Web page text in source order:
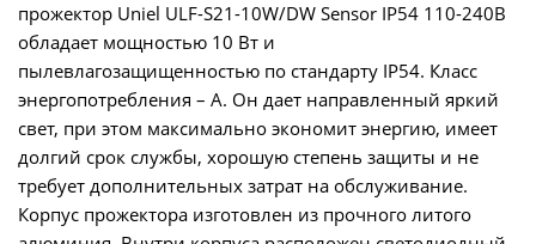
прожектор Uniel ULF-S21-10W/DW Sensor IP54 110-240В
обладает мощностью 10 Вт и
пылевлагозащищенностью по стандарту IP54. Класс
энергопотребления – A. Он дает направленный яркий
свет, при этом максимально экономит энергию, имеет
долгий срок службы, хорошую степень защиты и не
требует дополнительных затрат на обслуживание.
Корпус прожектора изготовлен из прочного литого